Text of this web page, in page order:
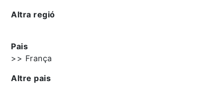
Altra regió
Pais
>> França
Altre pais